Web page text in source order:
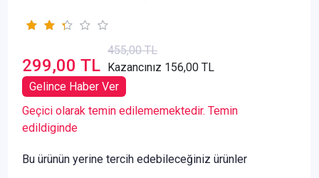
299,00 TL
455,00 TL
Kazancınız 156,00 TL
Gelince Haber Ver
Geçici olarak temin edilememektedir. Temin
edildiginde
Bu ürünün yerine tercih edebileceğiniz ürünler